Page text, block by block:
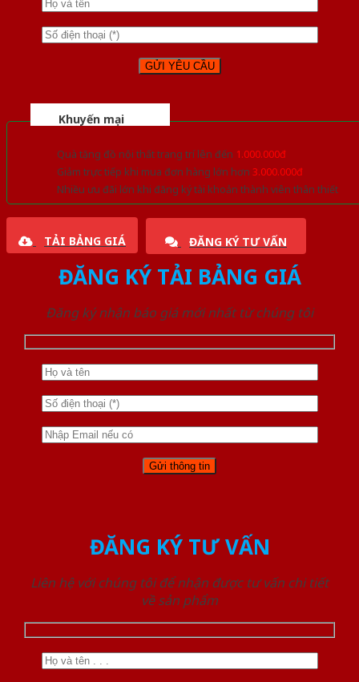
Khuyến mại
Quà tặng đồ nội thất trang trí lên đến 1.000.000đ
Giảm trực tiếp khi mua đơn hàng lớn hơn 3.000.000đ
Nhiều ưu đãi lớn khi đăng ký tài khoản thành viên thân thiết
TẢI BẢNG GIÁ ĐĂNG KÝ TƯ VẤN
ĐĂNG KÝ TẢI BẢNG GIÁ
Đăng ký nhận báo giá mới nhất từ chúng tôi
ĐĂNG KÝ TƯ VẤN
Liên hệ với chúng tôi để nhận được tư vấn chi tiết
về sản phẩm